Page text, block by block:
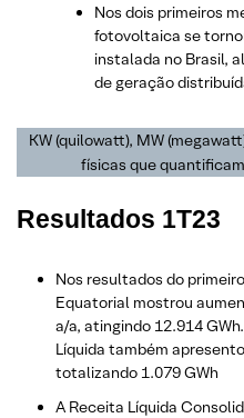
Nos dois primeiros
fotovoltaica se
instalada no Brasil,
de geração
KW (quilowatt), MW
físicas que
Resultados 1T23
Nos resultados do
Equatorial mostrou
a/a, atingindo 12.914
Líquida também
totalizando 1.079 GWh
A Receita Líquida